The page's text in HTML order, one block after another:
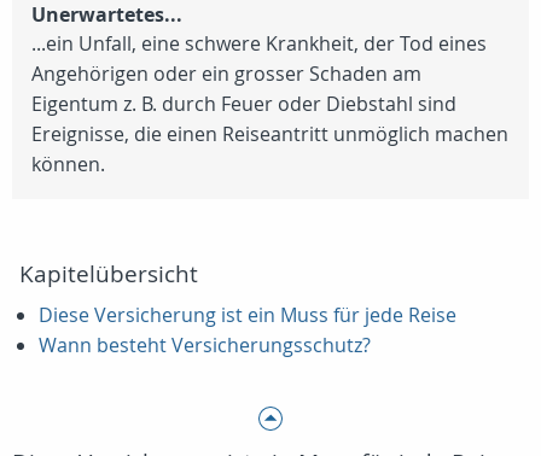
Unerwartetes...
...ein Unfall, eine schwere Krankheit, der Tod eines
Angehörigen oder ein grosser Schaden am
Eigentum z. B. durch Feuer oder Diebstahl sind
Ereignisse, die einen Reiseantritt unmöglich machen
können.
Kapitelübersicht
Diese Versicherung ist ein Muss für jede Reise
Wann besteht Versicherungsschutz?